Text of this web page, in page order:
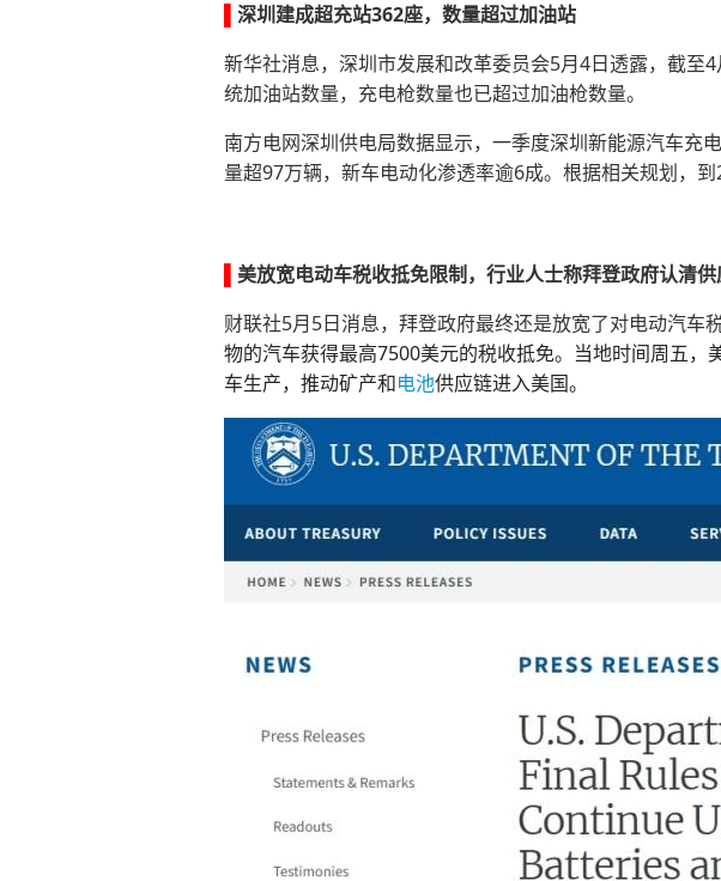
深圳建成超充站362座，数量超过加油站
新华社消息，深圳市发展和改革委员会5月4日透露，截至
统加油站数量，充电枪数量也已超过加油枪数量。
南方电网深圳供电局数据显示，一季度深圳新能源汽车充
量超97万辆，新车电动化渗透率逾6成。根据相关规划，
美放宽电动车税收抵免限制，行业人士称拜登政府认清
财联社5月5日消息，拜登政府最终还是放宽了对电动汽车
物的汽车获得最高7500美元的税收抵免。当地时间周五
车生产，推动矿产和电池供应链进入美国。